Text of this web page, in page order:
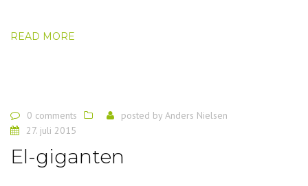
READ MORE
0 comments posted by Anders Nielsen
27. juli 2015
El-giganten